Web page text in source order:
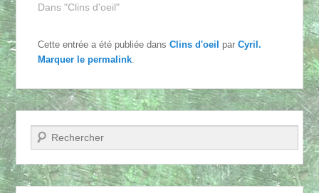
Dans "Clins d'oeil"
Cette entrée a été publiée dansClins d'oeil parCyril.
Marquer lepermalink
Recherche